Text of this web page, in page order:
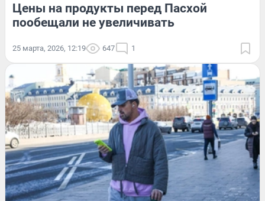
Цены на продукты перед Пасхой
пообещали не увеличивать
25 марта, 2026, 12:19 647 1